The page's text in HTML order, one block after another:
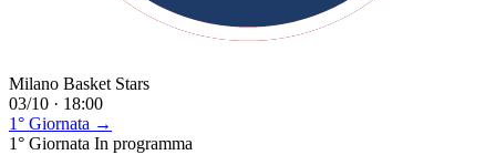
Milano Basket Stars
03/10 · 18:00
1° Giornata →
1° Giornata In programma